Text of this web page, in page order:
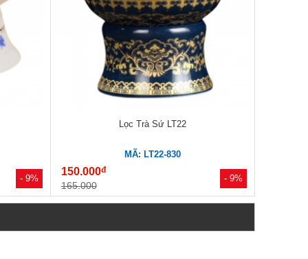
- 9% - 9%
Lọc Trà Sứ LT22
MÃ: LT22-830
150.000đ
165.000